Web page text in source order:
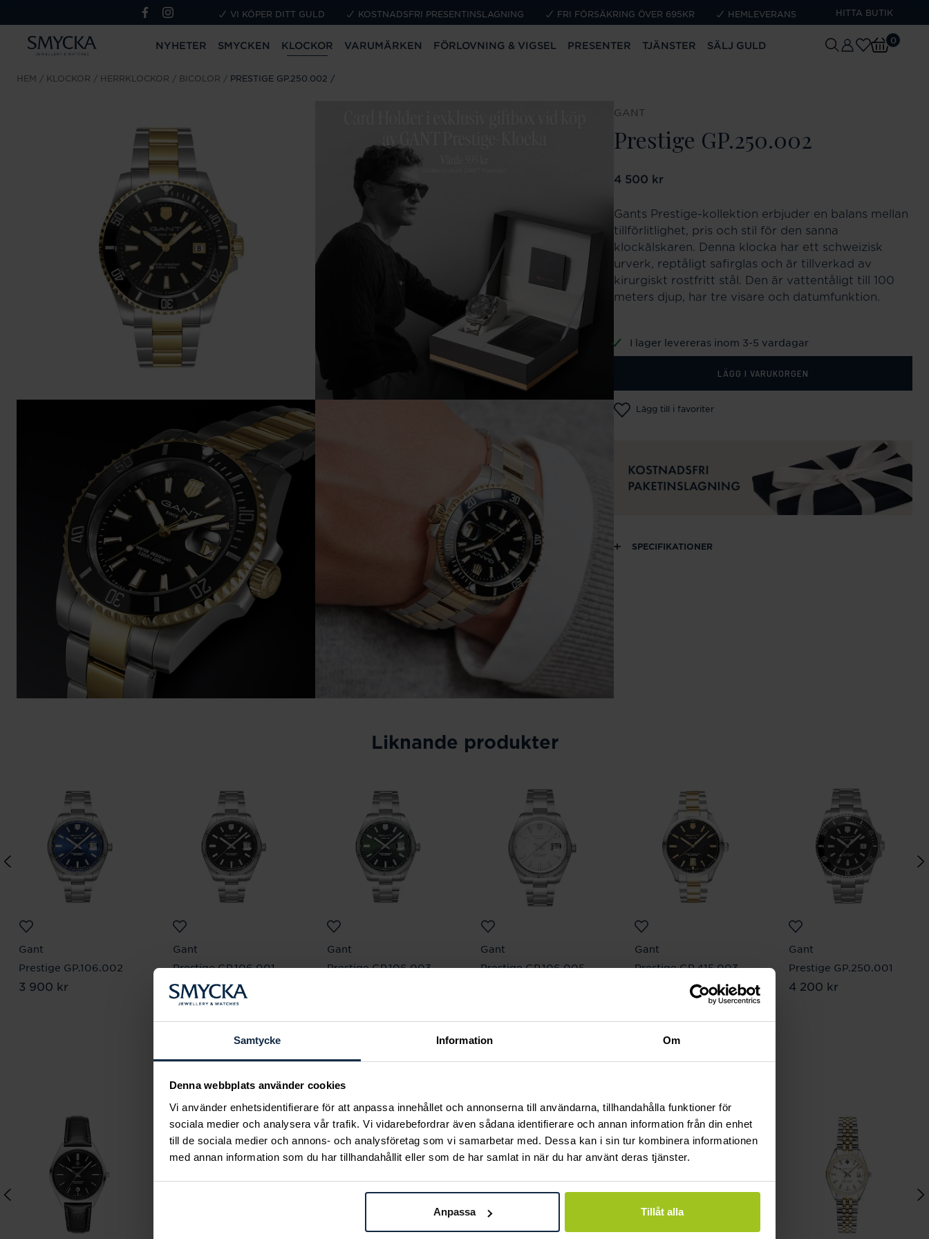
Samtycke Information Om
Denna webbplats använder cookies
Vi använder enhetsidentifierare för att anpassa innehållet och annonserna till användarna, tillhandahålla funktioner för
sociala medier och analysera vår trafik. Vi vidarebefordrar även sådana identifierare och annan information från din enhet
till de sociala medier och annons- och analysföretag som vi samarbetar med. Dessa kan i sin tur kombinera informationen
med annan information som du har tillhandahållit eller som de har samlat in när du har använt deras tjänster.
Anpassa Tillåt alla
VI KÖPER DITT GULD KOSTNADSFRI PRESENTINSLAGNING FRI FÖRSÄKRING ÖVER 695KR HEMLEVERANS HITTA BUTIK
NYHETER SMYCKEN KLOCKOR VARUMÄRKEN FÖRLOVNING & VIGSEL PRESENTER TJÄNSTER SÄLJ GULD 0
HEM KLOCKOR HERRKLOCKOR BICOLOR PRESTIGE GP.250.002
GANT
Prestige GP.250.002
Pris:4 500 kr
4 500 kr
Gants Prestige-kollektion erbjuder en balans mellan
tillförlitlighet, pris och stil för den sanna
klockälskaren. Denna klocka har ett schweizisk
urverk, reptåligt safirglas och är tillverkad av
kirurgiskt rostfritt stål. Den är vattentåligt till 100
meters djup, har tre visare och datumfunktion.
I lager levereras inom 3-5 vardagar
LÄGG I VARUKORGEN
Lägg till i favoriter
SPECIFIKATIONER
Liknande produkter
Gant
Prestige GP.106.002
Pris:3 900 kr
3 900 kr
Gant
Prestige GP.106.001
Pris:3 900 kr
3 900 kr
Gant
Prestige GP.106.003
Gant
Prestige GP.106.005
Gant
Prestige GP.415.003
3 900 kr
Gant
Prestige GP.250.001
Pris:4 200 kr
4 200 kr